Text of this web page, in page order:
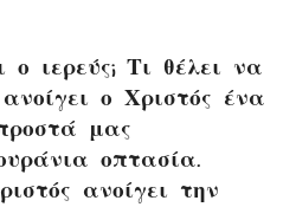
ο ιερεύς; Τι θέλει να
ο Χριστός ένα
μας
οπτασία.
ανοίγει την